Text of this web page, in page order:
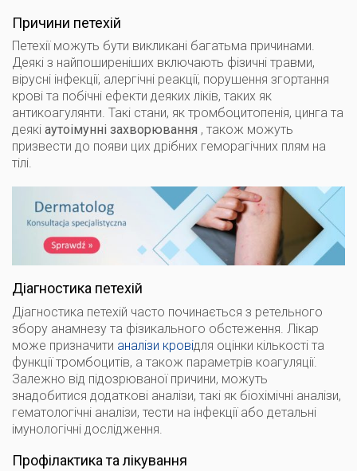
Причини петехій
Петехії можуть бути викликані багатьма причинами.
Деякі з найпоширеніших включають фізичні травми,
вірусні інфекції, алергічні реакції, порушення згортання
крові та побічні ефекти деяких ліків, таких як
антикоагулянти. Такі стани, як тромбоцитопенія, цинга та
деякі аутоімунні захворювання , також можуть
призвести до появи цих дрібних геморагічних плям на
тілі.
Діагностика петехій
Діагностика петехій часто починається з ретельного
збору анамнезу та фізикального обстеження. Лікар
може призначити аналізи кровідля оцінки кількості та
функції тромбоцитів, а також параметрів коагуляції.
Залежно від підозрюваної причини, можуть
знадобитися додаткові аналізи, такі як біохімічні аналізи,
гематологічні аналізи, тести на інфекції або детальні
імунологічні дослідження.
Профілактика та лікування